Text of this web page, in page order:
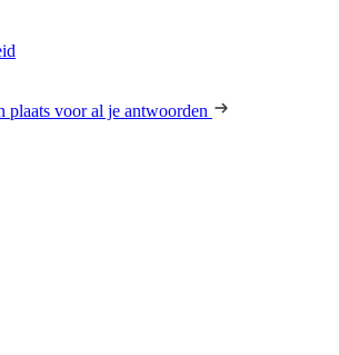
plaats voor al je antwoorden